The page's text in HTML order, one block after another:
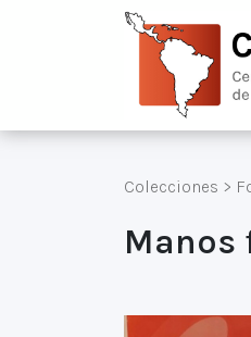
Colecciones >
Manos